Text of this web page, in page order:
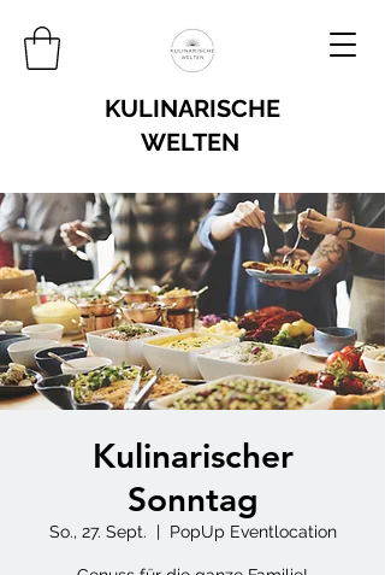
KULINARISCHE
WELTEN
Kulinarischer
Sonntag
So., 27. Sept.
  |
PopUp Eventlocation